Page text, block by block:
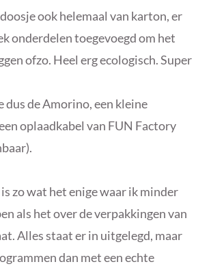
ook helemaal van karton, er
onderdelen toegevoegd om het
ofzo. Heel erg ecologisch. Super
dus de Amorino, een kleine
oplaadkabel van FUN Factory
zo wat het enige waar ik minder
als het over de verpakkingen van
Alles staat er in uitgelegd, maar
dan met een echte